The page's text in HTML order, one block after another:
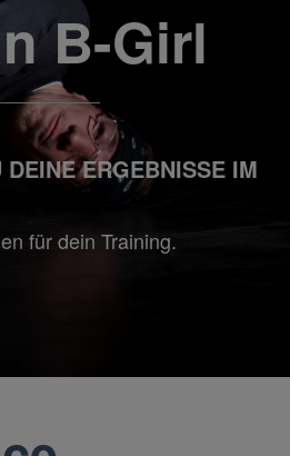
B-Girl
ERGEBNISSE IM
für dein Training.